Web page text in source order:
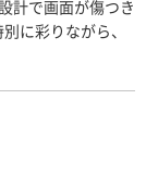
計で画面が傷つき
に彩りながら、